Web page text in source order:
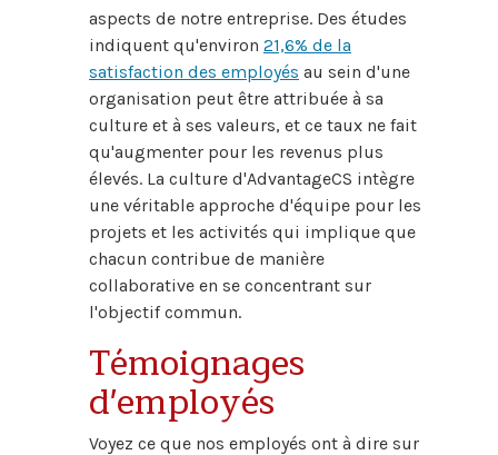
aspects de notre entreprise. Des études
indiquent qu'environ 21,6% de la
satisfaction des employés au sein d'une
organisation peut être attribuée à sa
culture et à ses valeurs, et ce taux ne fait
qu'augmenter pour les revenus plus
élevés. La culture d'AdvantageCS intègre
une véritable approche d'équipe pour les
projets et les activités qui implique que
chacun contribue de manière
collaborative en se concentrant sur
l'objectif commun.
Témoignages
d'employés
Voyez ce que nos employés ont à dire sur